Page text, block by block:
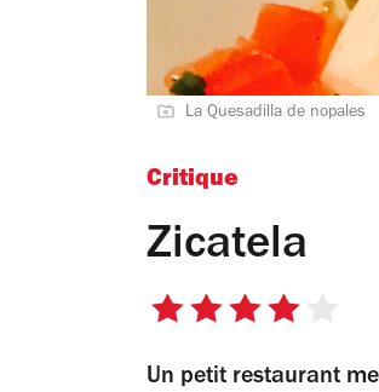
La Quesadilla de nopales
Critique
Zicatela
4
5
Un petit restaurant